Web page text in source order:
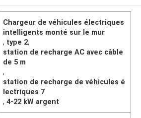
Chargeur de véhicules électriques
intelligents monté sur le mur
, type 2,
station de recharge AC avec câble
de 5 m
,
station de recharge de véhicules é
lectriques 7
,4-22 kW argent